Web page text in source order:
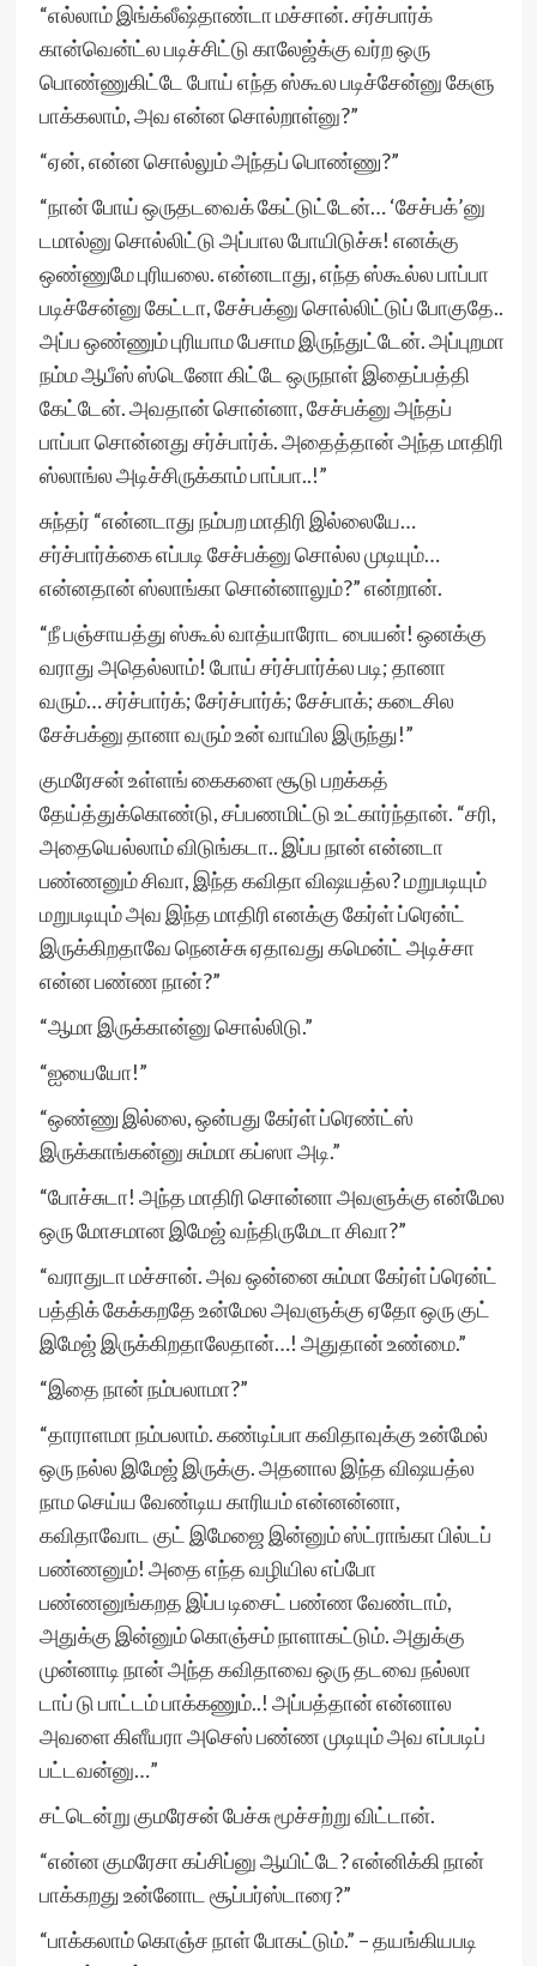
“எல்லாம் இங்க்லீஷ்தாண்டா மச்சான். சர்ச்பார்க்
கான்வென்ட்ல படிச்சிட்டு காலேஜ்க்கு வர்ற ஒரு
பொண்ணுகிட்டே போய் எந்த ஸ்கூல படிச்சேன்னு கேளு
பாக்கலாம், அவ என்ன சொல்றாள்னு?”
“ஏன், என்ன சொல்லும் அந்தப் பொண்ணு?”
“நான் போய் ஒருதடவைக் கேட்டுட்டேன்… ‘சேச்பக்’னு
டமால்னு சொல்லிட்டு அப்பால போயிடுச்சு! எனக்கு
ஒண்ணுமே புரியலை. என்னடாது, எந்த ஸ்கூல்ல பாப்பா
படிச்சேன்னு கேட்டா, சேச்பக்னு சொல்லிட்டுப் போகுதே..
அப்ப ஒண்ணும் புரியாம பேசாம இருந்துட்டேன். அப்புறமா
நம்ம ஆபீஸ் ஸ்டெனோ கிட்டே ஒருநாள் இதைப்பத்தி
கேட்டேன். அவதான் சொன்னா, சேச்பக்னு அந்தப்
பாப்பா சொன்னது சர்ச்பார்க். அதைத்தான் அந்த மாதிரி
ஸ்லாங்ல அடிச்சிருக்காம் பாப்பா..!”
சுந்தர் “என்னடாது நம்பற மாதிரி இல்லையே…
சர்ச்பார்க்கை எப்படி சேச்பக்னு சொல்ல முடியும்…
என்னதான் ஸ்லாங்கா சொன்னாலும்?” என்றான்.
“நீ பஞ்சாயத்து ஸ்கூல் வாத்யாரோட பையன்! ஒனக்கு
வராது அதெல்லாம்! போய் சர்ச்பார்க்ல படி; தானா
வரும்… சர்ச்பார்க்; சேர்ச்பார்க்; சேச்பாக்; கடைசில
சேச்பக்னு தானா வரும் உன் வாயில இருந்து!”
குமரேசன் உள்ளங் கைகளை சூடு பறக்கத்
தேய்த்துக்கொண்டு, சப்பணமிட்டு உட்கார்ந்தான். “சரி,
அதையெல்லாம் விடுங்கடா.. இப்ப நான் என்னடா
பண்ணனும் சிவா, இந்த கவிதா விஷயத்ல? மறுபடியும்
மறுபடியும் அவ இந்த மாதிரி எனக்கு கேர்ள் ப்ரென்ட்
இருக்கிறதாவே நெனச்சு ஏதாவது கமென்ட் அடிச்சா
என்ன பண்ண நான்?”
“ஆமா இருக்கான்னு சொல்லிடு.”
“ஐயையோ!”
“ஒண்ணு இல்லை, ஒன்பது கேர்ள் ப்ரெண்ட்ஸ்
இருக்காங்கன்னு சும்மா கப்ஸா அடி.”
“போச்சுடா! அந்த மாதிரி சொன்னா அவளுக்கு என்மேல
ஒரு மோசமான இமேஜ் வந்திருமேடா சிவா?”
“வராதுடா மச்சான். அவ ஒன்னை சும்மா கேர்ள் ப்ரென்ட்
பத்திக் கேக்கறதே உன்மேல அவளுக்கு ஏதோ ஒரு குட்
இமேஜ் இருக்கிறதாலேதான்…! அதுதான் உண்மை.”
“இதை நான் நம்பலாமா?”
“தாராளமா நம்பலாம். கண்டிப்பா கவிதாவுக்கு உன்மேல்
ஒரு நல்ல இமேஜ் இருக்கு. அதனால இந்த விஷயத்ல
நாம செய்ய வேண்டிய காரியம் என்னன்னா,
கவிதாவோட குட் இமேஜை இன்னும் ஸ்ட்ராங்கா பில்டப்
பண்ணனும்! அதை எந்த வழியில எப்போ
பண்ணனுங்கறத இப்ப டிசைட் பண்ண வேண்டாம்,
அதுக்கு இன்னும் கொஞ்சம் நாளாகட்டும். அதுக்கு
முன்னாடி நான் அந்த கவிதாவை ஒரு தடவை நல்லா
டாப் டு பாட்டம் பாக்கணும்..! அப்பத்தான் என்னால
அவளை கிளீயரா அசெஸ் பண்ண முடியும் அவ எப்படிப்
பட்டவன்னு…”
சட்டென்று குமரேசன் பேச்சு மூச்சற்று விட்டான்.
“என்ன குமரேசா கப்சிப்னு ஆயிட்டே? என்னிக்கி நான்
பாக்கறது உன்னோட சூப்பர்ஸ்டாரை?”
“பாக்கலாம் கொஞ்ச நாள் போகட்டும்.” – தயங்கியபடி